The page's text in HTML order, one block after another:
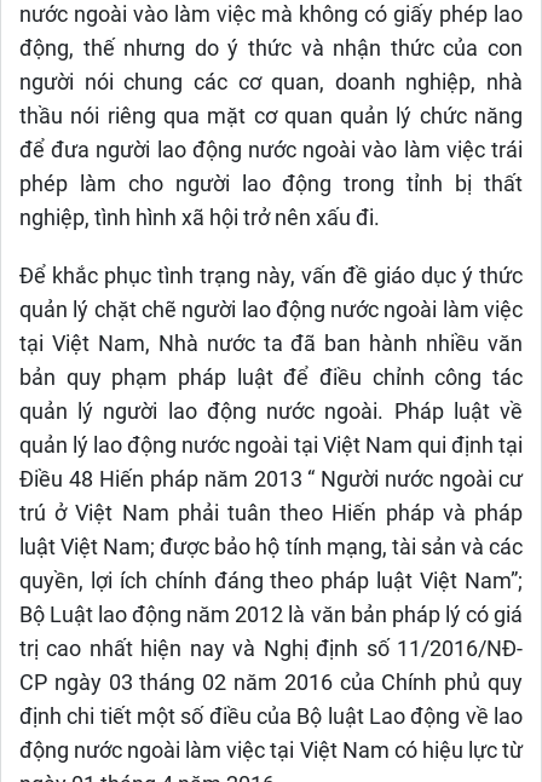
nước ngoài vào làm việc mà không có giấy phép lao
động, thế nhưng do ý thức và nhận thức của con
người nói chung các cơ quan, doanh nghiệp, nhà
thầu nói riêng qua mặt cơ quan quản lý chức năng
để đưa người lao động nước ngoài vào làm việc trái
phép làm cho người lao động trong tỉnh bị thất
nghiệp, tình hình xã hội trở nên xấu đi.
Để khắc phục tình trạng này, vấn đề giáo dục ý thức
quản lý chặt chẽ người lao động nước ngoài làm việc
tại Việt Nam, Nhà nước ta đã ban hành nhiều văn
bản quy phạm pháp luật để điều chỉnh công tác
quản lý người lao động nước ngoài. Pháp luật về
quản lý lao động nước ngoài tại Việt Nam qui định tại
Điều 48 Hiến pháp năm 2013 “ Người nước ngoài cư
trú ở Việt Nam phải tuân theo Hiến pháp và pháp
luật Việt Nam; được bảo hộ tính mạng, tài sản và các
quyền, lợi ích chính đáng theo pháp luật Việt Nam”;
Bộ Luật lao động năm 2012 là văn bản pháp lý có giá
trị cao nhất hiện nay và Nghị định số 11/2016/NĐ-
CP ngày 03 tháng 02 năm 2016 của Chính phủ quy
định chi tiết một số điều của Bộ luật Lao động về lao
động nước ngoài làm việc tại Việt Nam có hiệu lực từ